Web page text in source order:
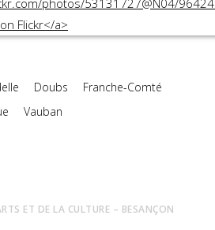
Doubs
Franche-Comté
Vauban
ET DE LA CULTURE – BESANÇON